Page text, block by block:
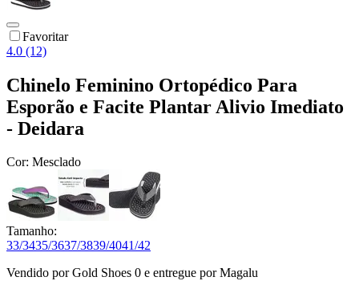
Favoritar
4.0 (12)
Chinelo Feminino Ortopédico Para
Esporão e Facite Plantar Alivio Imediato
- Deidara
Cor: Mesclado
Tamanho:
33/3435/3637/3839/4041/42
Vendido porGold Shoes 0 e entregue por Magalu